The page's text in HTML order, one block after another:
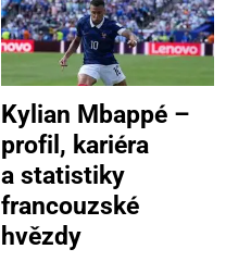
Kylian Mbappé –
profil, kariéra
a statistiky
francouzské
hvězdy